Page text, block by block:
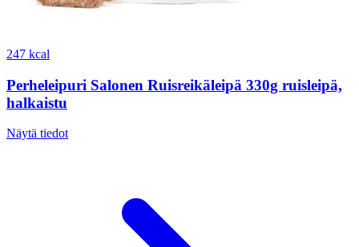
247 kcal
Perheleipuri Salonen Ruisreikäleipä 330g ruisleipä,
halkaistu
Näytä tiedot